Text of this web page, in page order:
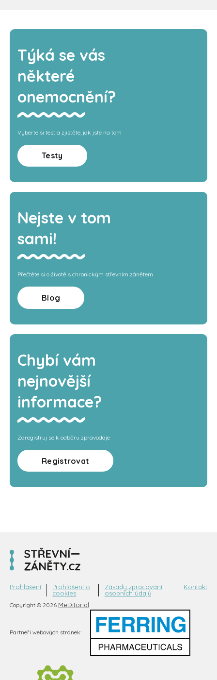
Týká se vás
některé
onemocnění?
Vyberte si test a zjistěte, jak jste na tom
Testy
Nejste v tom
sami!
Přečtěte si o životě s chronickým střevním zánětem
Blog
Chybí vám
nejnovější
informace?
Zaregistruj se k odběru zpravodaje
Registrovat
Copyright © 2026 MeDitorial
Prohlášení
Prohlášení o
cookies
Zásady zpracování
osobních údajů
Kontakt
Partneři webových stránek: